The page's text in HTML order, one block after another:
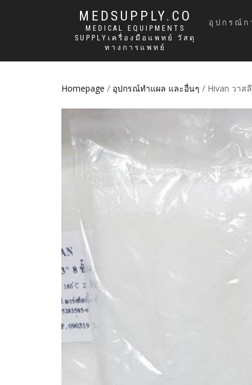
MEDSUPPLY.CO
MEDICAL EQUIPMENTS
SUPPLYเครื่องมือแพทย์ วัสดุ
ทางการแพทย์
อุปกรณ์ก
Homepage / อุปกรณ์ทำแผล และอื่นๆ / Hivan วาส